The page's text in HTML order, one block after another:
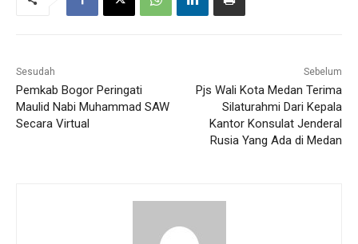
Sesudah
Pemkab Bogor Peringati
Maulid Nabi Muhammad SAW
Secara Virtual
Sebelum
Pjs Wali Kota Medan Terima
Silaturahmi Dari Kepala
Kantor Konsulat Jenderal
Rusia Yang Ada di Medan